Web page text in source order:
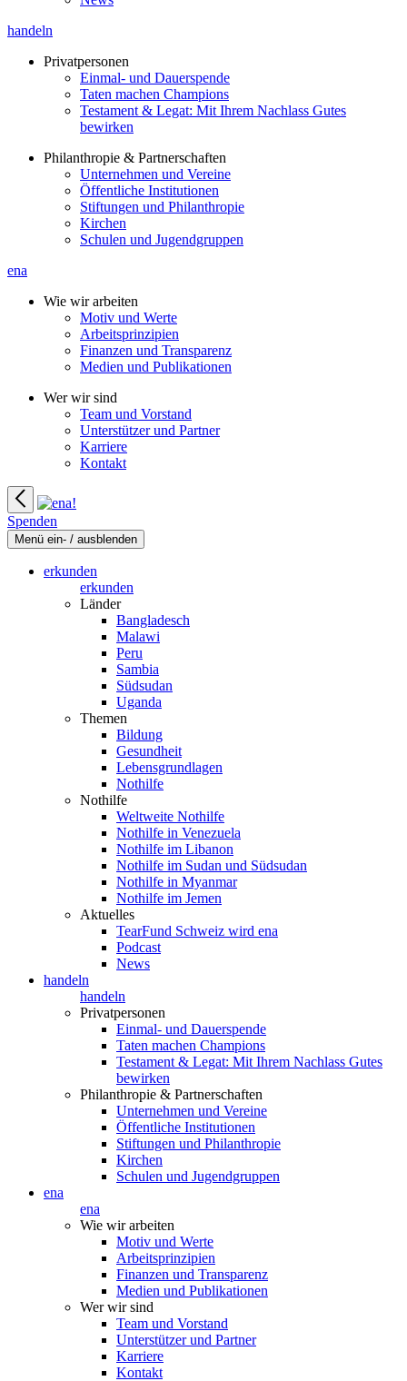
handeln
Privatpersonen
Einmal- und Dauerspende
Taten machen Champions
Testament & Legat: Mit Ihrem Nachlass Gutes
bewirken
Philanthropie & Partnerschaften
Unternehmen und Vereine
Öffentliche Institutionen
Stiftungen und Philanthropie
Kirchen
Schulen und Jugendgruppen
ena
Wie wir arbeiten
Motiv und Werte
Arbeitsprinzipien
Finanzen und Transparenz
Medien und Publikationen
Wer wir sind
Team und Vorstand
Unterstützer und Partner
Karriere
Kontakt
Spenden
Menü ein- / ausblenden
erkunden
erkunden
Länder
Bangladesch
Malawi
Peru
Sambia
Südsudan
Uganda
Themen
Bildung
Gesundheit
Lebensgrundlagen
Nothilfe
Nothilfe
Weltweite Nothilfe
Nothilfe in Venezuela
Nothilfe im Libanon
Nothilfe im Sudan und Südsudan
Nothilfe in Myanmar
Nothilfe im Jemen
Aktuelles
TearFund Schweiz wird ena
Podcast
News
handeln
handeln
Privatpersonen
Einmal- und Dauerspende
Taten machen Champions
Testament & Legat: Mit Ihrem Nachlass Gutes
bewirken
Philanthropie & Partnerschaften
Unternehmen und Vereine
Öffentliche Institutionen
Stiftungen und Philanthropie
Kirchen
Schulen und Jugendgruppen
ena
ena
Wie wir arbeiten
Motiv und Werte
Arbeitsprinzipien
Finanzen und Transparenz
Medien und Publikationen
Wer wir sind
Team und Vorstand
Unterstützer und Partner
Karriere
Kontakt